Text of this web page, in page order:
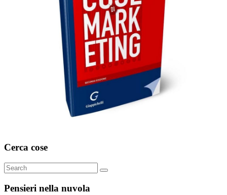
Cerca cose
Search
for:
Search
Pensieri nella nuvola